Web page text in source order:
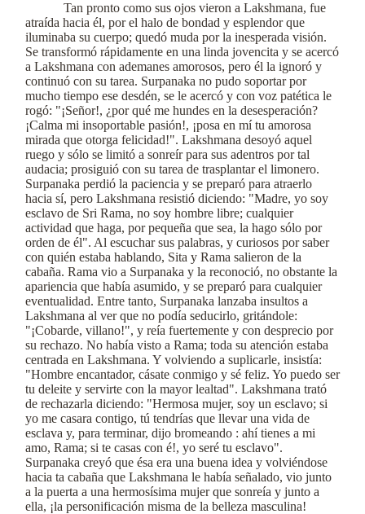
Tan pronto como sus ojos vieron a Lakshmana, fue
atraída hacia él, por el halo de bondad y esplendor que
iluminaba su cuerpo; quedó muda por la inesperada visión.
Se transformó rápidamente en una linda jovencita y se acercó
a Lakshmana con ademanes amorosos, pero él la ignoró y
continuó con su tarea. Surpanaka no pudo soportar por
mucho tiempo ese desdén, se le acercó y con voz patética le
rogó: "¡Señor!, ¿por qué me hundes en la desesperación?
¡Calma mi insoportable pasión!, ¡posa en mí tu amorosa
mirada que otorga felicidad!". Lakshmana desoyó aquel
ruego y sólo se limitó a sonreír para sus adentros por tal
audacia; prosiguió con su tarea de trasplantar el limonero.
Surpanaka perdió la paciencia y se preparó para atraerlo
hacia sí, pero Lakshmana resistió diciendo: "Madre, yo soy
esclavo de Sri Rama, no soy hombre libre; cualquier
actividad que haga, por pequeña que sea, la hago sólo por
orden de él". Al escuchar sus palabras, y curiosos por saber
con quién estaba hablando, Sita y Rama salieron de la
cabaña. Rama vio a Surpanaka y la reconoció, no obstante la
apariencia que había asumido, y se preparó para cualquier
eventualidad. Entre tanto, Surpanaka lanzaba insultos a
Lakshmana al ver que no podía seducirlo, gritándole:
"¡Cobarde, villano!", y reía fuertemente y con desprecio por
su rechazo. No había visto a Rama; toda su atención estaba
centrada en Lakshmana. Y volviendo a suplicarle, insistía:
"Hombre encantador, cásate conmigo y sé feliz. Yo puedo ser
tu deleite y servirte con la mayor lealtad". Lakshmana trató
de rechazarla diciendo: "Hermosa mujer, soy un esclavo; si
yo me casara contigo, tú tendrías que llevar una vida de
esclava y, para terminar, dijo bromeando : ahí tienes a mi
amo, Rama; si te casas con é!, yo seré tu esclavo".
Surpanaka creyó que ésa era una buena idea y volviéndose
hacia ta cabaña que Lakshmana le había señalado, vio junto
a la puerta a una hermosísima mujer que sonreía y junto a
ella, ¡la personificación misma de la belleza masculina!